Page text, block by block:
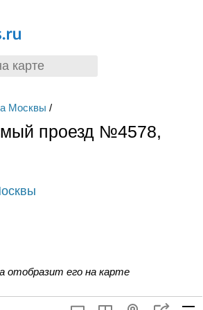
Москвы /
проезд №4578,
отобразит его на карте